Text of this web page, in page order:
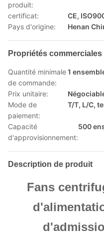
produit:
certificat:
CE,
Pays d'origine:
Henan
Propriétés commerciales
Quantité minimale
de commande:
1
Prix unitaire:
Mode de
paiement:
T/T, L/C,
Capacité
d'approvisionnement:
500
Description de produit
Fans